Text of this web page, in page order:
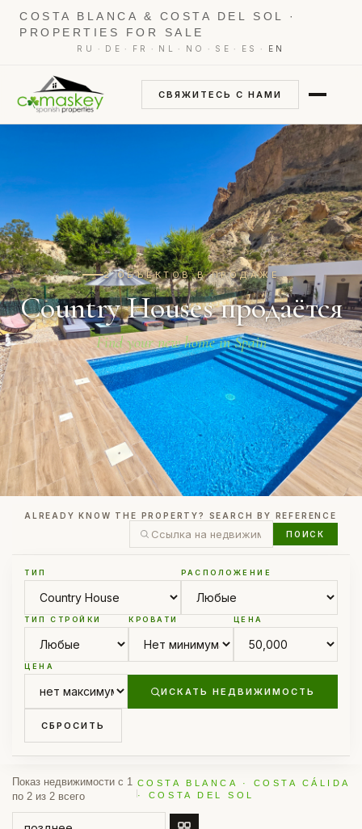
COSTA BLANCA & COSTA DEL SOL ·
PROPERTIES FOR SALE
RU · DE · FR · NL · NO · SE · ES · EN
СВЯЖИТЕСЬ С НАМИ
2 ОБЪЕКТОВ В ПРОДАЖЕ
Country Houses продаётся
Find your new home in Spain
ALREADY KNOW THE PROPERTY? SEARCH BY REFERENCE
ПОИСК
ТИП РАСПОЛОЖЕНИЕ
ТИП СТРОЙКИ КРОВАТИ ЦЕНА
ЦЕНА
ИСКАТЬ НЕДВИЖИМОСТЬ
СБРОСИТЬ
Показ недвижимости с 1
по 2 из 2 всего
COSTA BLANCA · COSTA CÁLIDA
· COSTA DEL SOL
СОРТИРОВАТЬ ПО